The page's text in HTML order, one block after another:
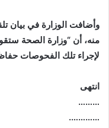
وأضافت الوزارة في بيان
منه، أن “وزارة الصحة
لإجراء تلك الفحوصات
انتهى
………
………….